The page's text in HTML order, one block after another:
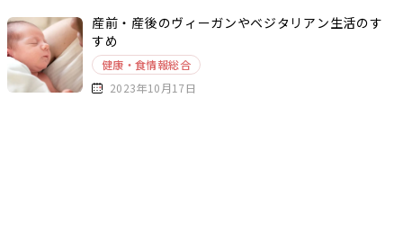
産前・産後のヴィーガンやベジタリアン生活のす
すめ
健康・食情報総合
2023年10月17日